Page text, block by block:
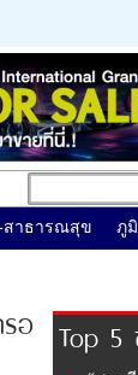
สาธารณสุข ภู
อ Top 5